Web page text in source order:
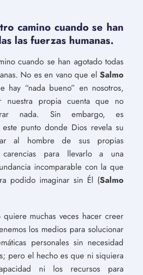
camino cuando se han
las fuerzas humanas.
cuando se han agotado todas
No es en vano que el Salmo
hay “nada bueno” en nosotros,
nuestra propia cuenta que no
nada. Sin embargo, es
este punto donde Dios revela su
al hombre de sus propias
carencias para llevarlo a una
incomparable con la que
podido imaginar sin Él (Salmo
muchas veces hacer creer
los medios para solucionar
personales sin necesidad
pero el hecho es que ni siquiera
ni los recursos para